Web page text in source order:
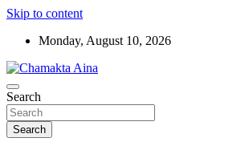
Skip to content
Monday, August 10, 2026
Chamakta Aina
Hindi News Paper – Jharkhand
Search
Search